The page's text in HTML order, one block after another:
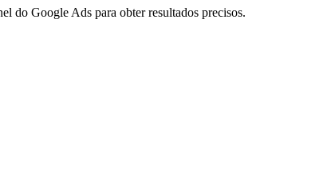
do Google Ads para obter resultados precisos.